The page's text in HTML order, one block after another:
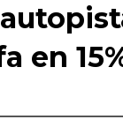
en